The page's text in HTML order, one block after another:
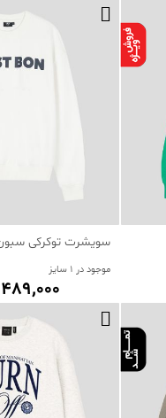
سویشرت توکرکی سبون
موجود در 1 سایز
1٬489٬000